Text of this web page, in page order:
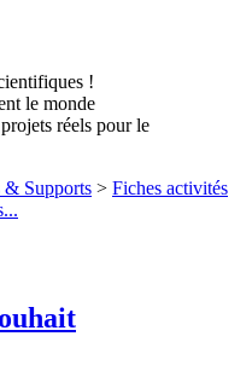
!
le monde
réels pour le
& Supports > Fiches activités